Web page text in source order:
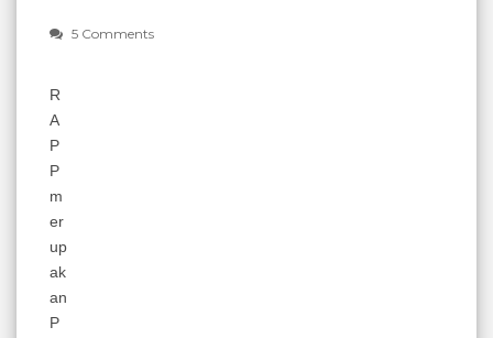
5 Comments
R
A
P
P
m
er
up
ak
an
P